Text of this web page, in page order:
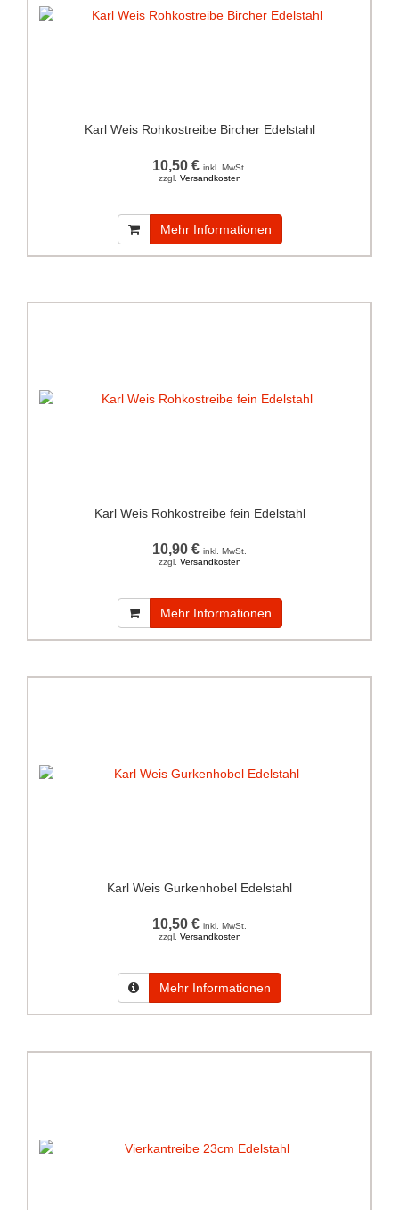
Karl Weis Rohkostreibe Bircher Edelstahl
10,50 € inkl. MwSt.
zzgl. Versandkosten
Mehr Informationen
Karl Weis Rohkostreibe fein Edelstahl
10,90 € inkl. MwSt.
zzgl. Versandkosten
Mehr Informationen
Karl Weis Gurkenhobel Edelstahl
10,50 € inkl. MwSt.
zzgl. Versandkosten
Mehr Informationen